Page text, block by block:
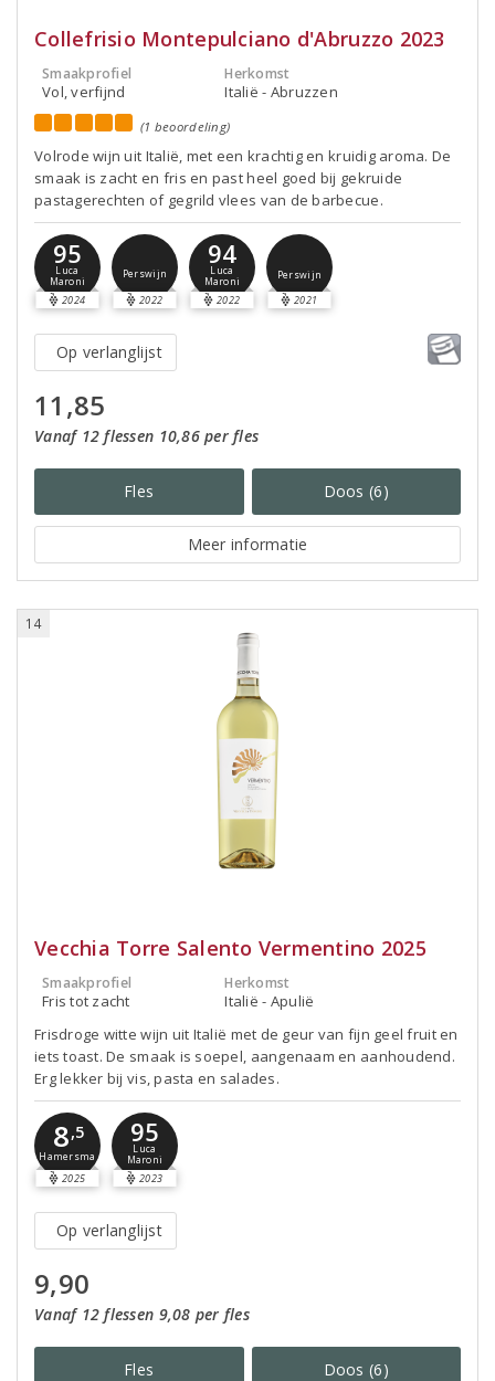
Collefrisio Montepulciano d'Abruzzo 2023
Smaakprofiel
Vol, verfijnd
Herkomst
Italië - Abruzzen
(1 beoordeling)
Volrode wijn uit Italië, met een krachtig en kruidig aroma. De
smaak is zacht en fris en past heel goed bij gekruide
pastagerechten of gegrild vlees van de barbecue.
95
Luca
Maroni
2024
Perswijn
2022
94
Luca
Maroni
2022
Perswijn
2021
Op verlanglijst
11,85
Vanaf 12 flessen 10,86 per fles
Fles Doos (6)
Meer informatie
14
Vecchia Torre Salento Vermentino 2025
Smaakprofiel
Fris tot zacht
Herkomst
Italië - Apulië
Frisdroge witte wijn uit Italië met de geur van fijn geel fruit en
iets toast. De smaak is soepel, aangenaam en aanhoudend.
Erg lekker bij vis, pasta en salades.
8,5
Hamersma
2025
95
Luca
Maroni
2023
Op verlanglijst
9,90
Vanaf 12 flessen 9,08 per fles
Fles Doos (6)